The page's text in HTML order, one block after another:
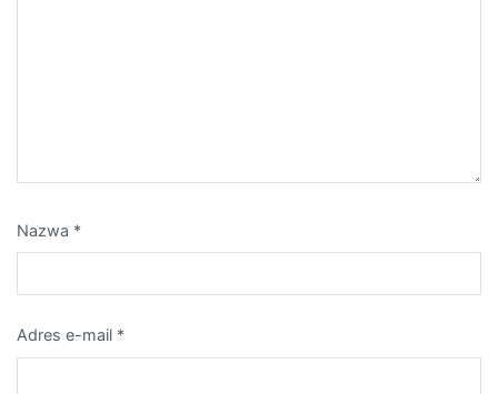
Nazwa *
Adres e-mail *